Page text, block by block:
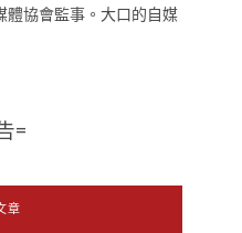
體協會監事。大口的自媒
=
章